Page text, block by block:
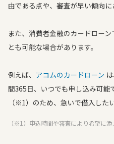
由である点や、審査が早い傾向に
また、消費者金融のカードロー
とも可能な場合があります。
例えば、 アコムのカードローン
間365日、いつでも申し込み可能
（※1）のため、急いで借入した
（※1）申込時間や審査により希望に添